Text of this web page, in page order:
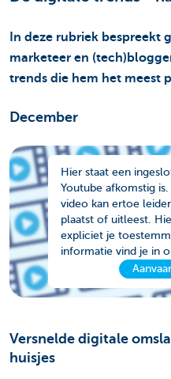
In deze rubriek bespreekt
marketeer en
trends die hem het meest
December
Hier staat een
Youtube afkomstig
video kan ertoe
plaatst of uitleest.
expliciet je
informatie vind je in
Versnelde digitale
huisjes